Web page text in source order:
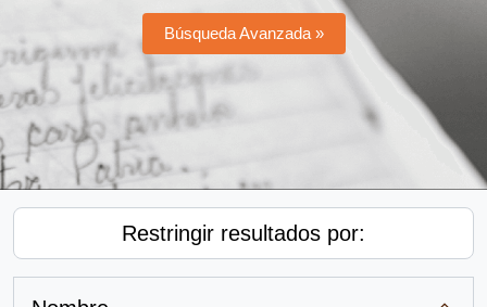
Búsqueda Avanzada »
Restringir resultados por: